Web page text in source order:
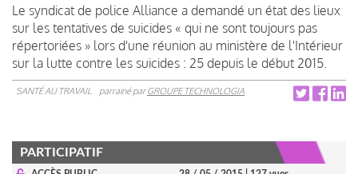
Le syndicat de police Alliance a demandé un état des lieux
sur les tentatives de suicides « qui ne sont toujours pas
répertoriées » lors d'une réunion au ministère de l'Intérieur
sur la lutte contre les suicides : 25 depuis le début 2015.
SANTÉ AU TRAVAIL parrainé parGROUPE TECHNOLOGIA
PARTICIPATIF